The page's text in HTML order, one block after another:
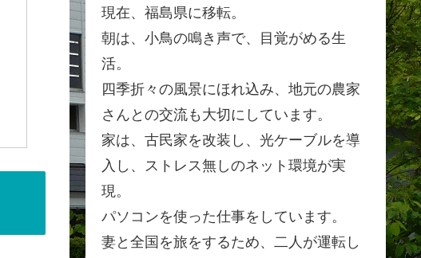
現在、福島県に移転。
朝は、小鳥の鳴き声で、目覚がめる生
活。
四季折々の風景にほれ込み、地元の農家
さんとの交流も大切にしています。
家は、古民家を改装し、光ケーブルを導
入し、ストレス無しのネット環境が実
現。
パソコンを使った仕事をしています。
妻と全国を旅をするため、二人が運転し